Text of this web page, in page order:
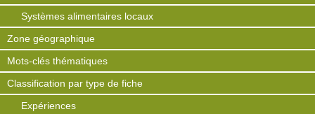
Systèmes alimentaires locaux
Zone géographique
Mots-clés thématiques
Classification par type de fiche
Expériences